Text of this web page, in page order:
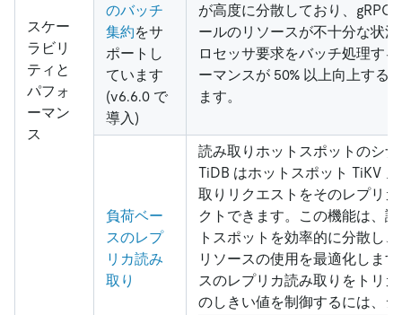
スケー
ラビリ
ティと
パフォ
ーマン
ス
のバッチ
集約をサ
ポートし
ています
(v6.6.0 で
導入)
が高度に分散しており、gRPC
ールのリソースが不十分な状
ロセッサ要求をバッチ処理す
ーマンスが 50% 以上向上する
ます。
負荷ベー
スのレプ
リカ読み
取り
読み取りホットスポットのシ
TiDB はホットスポット TiKV
取りリクエストをそのレプリ
クトできます。この機能は、
トスポットを効率的に分散し
リソースの使用を最適化しま
スのレプリカ読み取りをトリ
のしきい値を制御するには、